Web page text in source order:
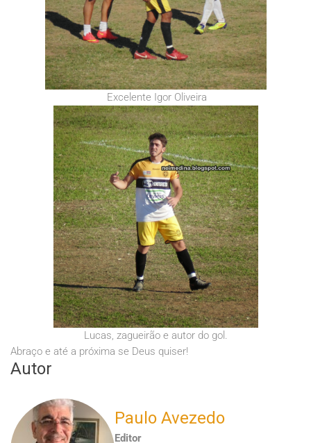
Excelente Igor Oliveira
Lucas, zagueirão e autor do gol.
Abraço e até a próxima se Deus quiser!
Autor
Paulo Avezedo
Editor